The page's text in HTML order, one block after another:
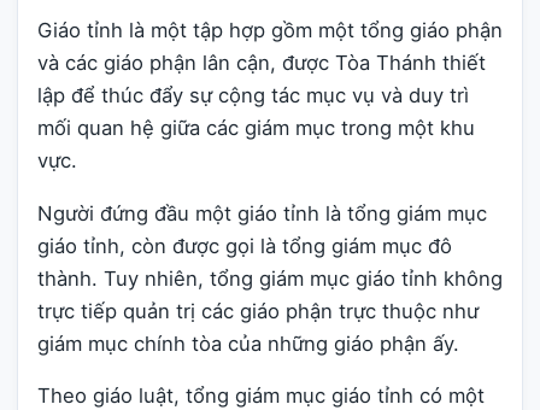
Giáo tỉnh là một tập hợp gồm một tổng giáo phận
và các giáo phận lân cận, được Tòa Thánh thiết
lập để thúc đẩy sự cộng tác mục vụ và duy trì
mối quan hệ giữa các giám mục trong một khu
vực.
Người đứng đầu một giáo tỉnh là tổng giám mục
giáo tỉnh, còn được gọi là tổng giám mục đô
thành. Tuy nhiên, tổng giám mục giáo tỉnh không
trực tiếp quản trị các giáo phận trực thuộc như
giám mục chính tòa của những giáo phận ấy.
Theo giáo luật, tổng giám mục giáo tỉnh có một